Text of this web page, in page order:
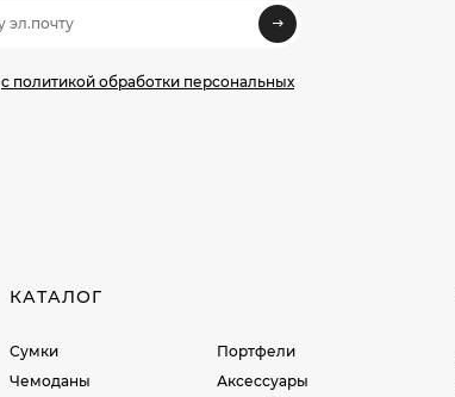
с политикой обработки персональных
КАТАЛОГ
Сумки
Чемоданы
Портфели
Аксессуары